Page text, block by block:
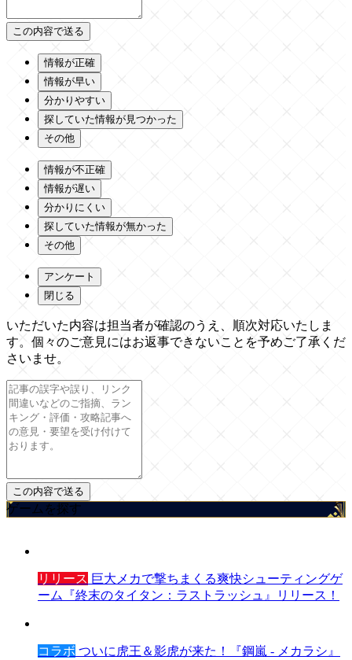
情報が正確
情報が早い
分かりやすい
探していた情報が見つかった
その他
情報が不正確
情報が遅い
分かりにくい
探していた情報が無かった
その他
アンケート
閉じる
いただいた内容は担当者が確認のうえ、順次対応いたしま
す。個々のご意見にはお返事できないことを予めご了承くだ
さいませ。
ゲームを探す
リリース 巨大メカで撃ちまくる爽快シューティングゲ
ーム『終末のタイタン：ラストラッシュ』リリース！
コラボ ついに虎王＆影虎が来た！『鋼嵐 - メカラシ』